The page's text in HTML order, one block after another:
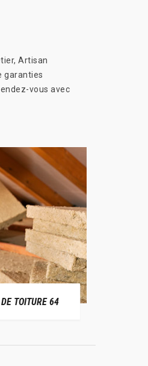
Artisan
garanties
vous avec
TOITURE 64